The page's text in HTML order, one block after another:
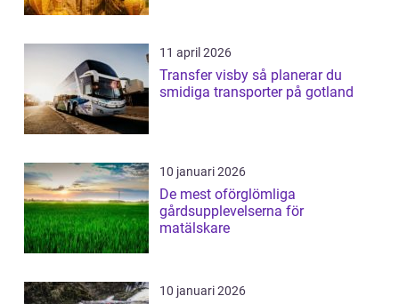
11 april 2026
Transfer visby så planerar du
smidiga transporter på gotland
10 januari 2026
De mest oförglömliga
gårdsupplevelserna för
matälskare
10 januari 2026